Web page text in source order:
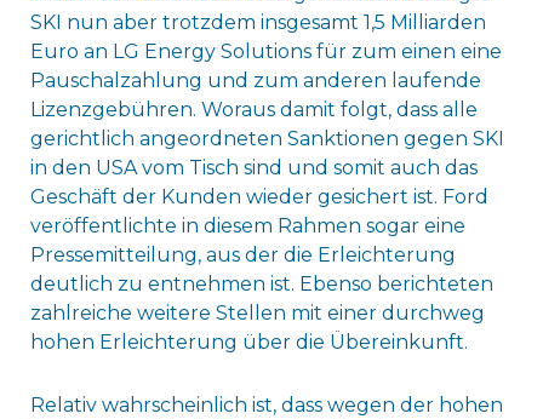
SKI nun aber trotzdem insgesamt 1,5 Milliarden
Euro an LG Energy Solutions für zum einen eine
Pauschalzahlung und zum anderen laufende
Lizenzgebühren. Woraus damit folgt, dass alle
gerichtlich angeordneten Sanktionen gegen SKI
in den USA vom Tisch sind und somit auch das
Geschäft der Kunden wieder gesichert ist. Ford
veröffentlichte in diesem Rahmen sogar eine
Pressemitteilung, aus der die Erleichterung
deutlich zu entnehmen ist. Ebenso berichteten
zahlreiche weitere Stellen mit einer durchweg
hohen Erleichterung über die Übereinkunft.
Relativ wahrscheinlich ist, dass wegen der hohen